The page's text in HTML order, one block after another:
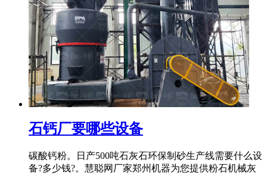
石钙厂要哪些设备
碳酸钙粉。日产500吨石灰石环保制砂生产线需要什么设
备?多少钱?。慧聪网厂家郑州机器为您提供粉石机械灰